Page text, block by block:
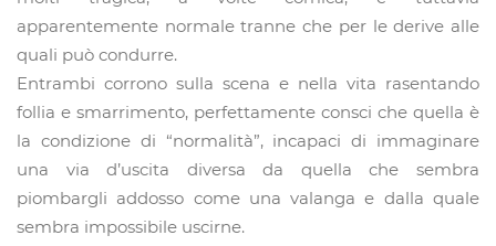
apparentemente normale tranne che per le derive alle
quali può condurre.
Entrambi corrono sulla scena e nella vita rasentando
follia e smarrimento, perfettamente consci che quella è
la condizione di “normalità”, incapaci di immaginare
una via d’uscita diversa da quella che sembra
piombargli addosso come una valanga e dalla quale
sembra impossibile uscirne.